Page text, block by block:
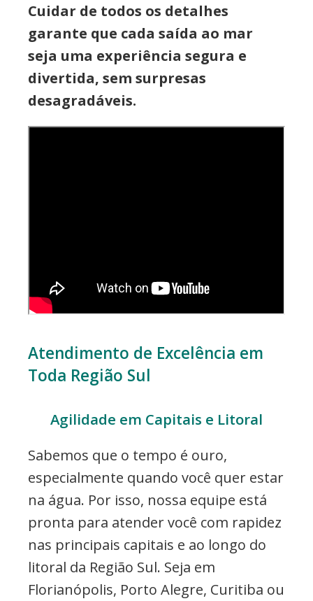
Cuidar de todos os detalhes
garante que cada saída ao mar
seja uma experiência segura e
divertida, sem surpresas
desagradáveis.
Atendimento de Excelência em
Toda Região Sul
Agilidade em Capitais e Litoral
Sabemos que o tempo é ouro,
especialmente quando você quer estar
na água. Por isso, nossa equipe está
pronta para atender você com rapidez
nas principais capitais e ao longo do
litoral da Região Sul. Seja em
Florianópolis, Porto Alegre, Curitiba ou